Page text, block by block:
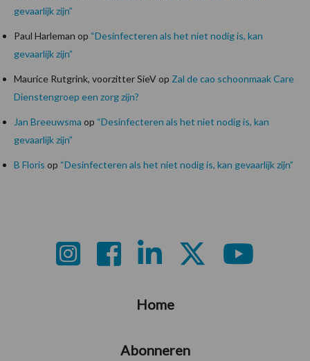
gevaarlijk zijn”
Paul Harleman op “Desinfecteren als het niet nodig is, kan
gevaarlijk zijn”
Maurice Rutgrink, voorzitter SieVop Zal de cao schoonmaak Care
Dienstengroep een zorg zijn?
Jan Breeuwsma op “Desinfecteren als het niet nodig is, kan
gevaarlijk zijn”
B Floris op “Desinfecteren als het niet nodig is, kan gevaarlijk zijn”
Home
Abonneren